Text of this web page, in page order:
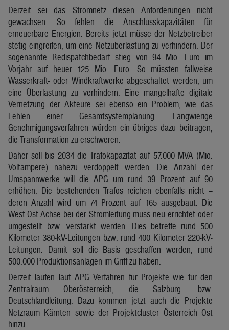
Derzeit sei das Stromnetz diesen Anforderungen nicht
gewachsen. So fehlen die Anschlusskapazitäten für
erneuerbare Energien. Bereits jetzt müsse der Netzbetreiber
stetig eingreifen, um eine Netzüberlastung zu verhindern. Der
sogenannte Redispatchbedarf stieg von 94 Mio. Euro im
Vorjahr auf heuer 125 Mio. Euro. So müssten fallweise
Wasserkraft- oder Windkraftwerke abgeschaltet werden, um
eine Überlastung zu verhindern. Eine mangelhafte digitale
Vernetzung der Akteure sei ebenso ein Problem, wie das
Fehlen einer Gesamtsystemplanung. Langwierige
Genehmigungsverfahren würden ein übriges dazu beitragen,
die Transformation zu erschweren.
Daher soll bis 2034 die Trafokapazität auf 57.000 MVA (Mio.
Voltampere) nahezu verdoppelt werden. Die Anzahl der
Umspannwerke will die APG um rund 39 Prozent auf 90
erhöhen. Die bestehenden Trafos reichen ebenfalls nicht –
deren Anzahl wird um 74 Prozent auf 165 ausgebaut. Die
West-Ost-Achse bei der Stromleitung muss neu errichtet oder
umgestellt bzw. verstärkt werden. Dies betreffe rund 500
Kilometer 380-kV-Leitungen bzw. rund 400 Kilometer 220-kV-
Leitungen. Damit soll die Basis geschaffen werden, rund
500.000 Produktionsanlagen im Griff zu haben.
Derzeit laufen laut APG Verfahren für Projekte wie für den
Zentralraum Oberösterreich, die Salzburg- bzw.
Deutschlandleitung. Dazu kommen jetzt auch die Projekte
Netzraum Kärnten sowie der Projektcluster Österreich Ost
hinzu.